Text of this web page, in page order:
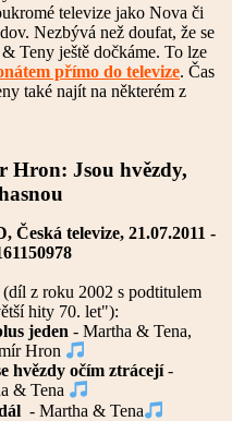
televize jako Nova či
Nezbývá než doufat, že se
Teny ještě dočkáme. To lze
přímo do televize. Čas
také najít na některém z
Hron: Jsou hvězdy,
Česká televize, 21.07.2011 -
z roku 2002 s podtitulem
hity 70. let"):
jeden - Martha & Tena,
Hron
hvězdy očím ztrácejí-
& Tena
- Martha & Tena